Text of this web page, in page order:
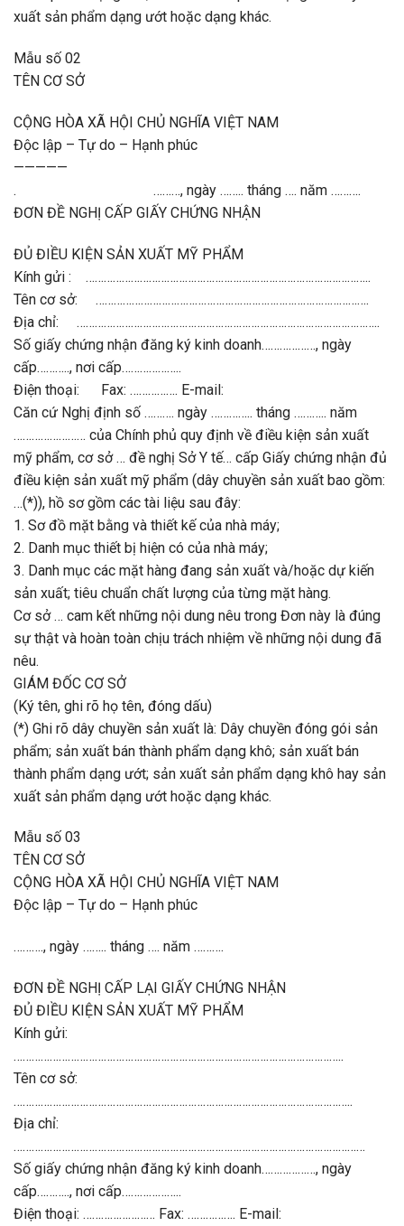
xuất sản phẩm dạng ướt hoặc dạng khác.
Mẫu số 02
TÊN CƠ SỞ
CỘNG HÒA XÃ HỘI CHỦ NGHĨA VIỆT NAM
Độc lập – Tự do – Hạnh phúc
—————
. ………, ngày …….. tháng …. năm ……….
ĐƠN ĐỀ NGHỊ CẤP GIẤY CHỨNG NHẬN
ĐỦ ĐIỀU KIỆN SẢN XUẤT MỸ PHẨM
Kính gửi : …………………………………………………………………………………..
Tên cơ sở: ……………………………………………………………………………….
Địa chỉ: ………………………………………………………………………………………..
Số giấy chứng nhận đăng ký kinh doanh………………, ngày
cấp……….., nơi cấp………………..
Điện thoại: Fax: ……………. E-mail:
Căn cứ Nghị định số ………. ngày ………….. tháng ……….. năm
…………………… của Chính phủ quy định về điều kiện sản xuất
mỹ phẩm, cơ sở … đề nghị Sở Y tế… cấp Giấy chứng nhận đủ
điều kiện sản xuất mỹ phẩm (dây chuyền sản xuất bao gồm:
…(*)), hồ sơ gồm các tài liệu sau đây:
1. Sơ đồ mặt bằng và thiết kế của nhà máy;
2. Danh mục thiết bị hiện có của nhà máy;
3. Danh mục các mặt hàng đang sản xuất và/hoặc dự kiến
sản xuất; tiêu chuẩn chất lượng của từng mặt hàng.
Cơ sở … cam kết những nội dung nêu trong Đơn này là đúng
sự thật và hoàn toàn chịu trách nhiệm về những nội dung đã
nêu.
GIÁM ĐỐC CƠ SỞ
(Ký tên, ghi rõ họ tên, đóng dấu)
(*) Ghi rõ dây chuyền sản xuất là: Dây chuyền đóng gói sản
phẩm; sản xuất bán thành phẩm dạng khô; sản xuất bán
thành phẩm dạng ướt; sản xuất sản phẩm dạng khô hay sản
xuất sản phẩm dạng ướt hoặc dạng khác.
Mẫu số 03
TÊN CƠ SỞ
CỘNG HÒA XÃ HỘI CHỦ NGHĨA VIỆT NAM
Độc lập – Tự do – Hạnh phúc
………., ngày …….. tháng …. năm ……….
ĐƠN ĐỀ NGHỊ CẤP LẠI GIẤY CHỨNG NHẬN
ĐỦ ĐIỀU KIỆN SẢN XUẤT MỸ PHẨM
Kính gửi:
………………………………………………………………………………………………..
Tên cơ sở:
…………………………………………………………………………………………………..
Địa chỉ:
………………………………………………………………………………………………………
Số giấy chứng nhận đăng ký kinh doanh………………, ngày
cấp……….., nơi cấp………………..
Điện thoại: …………………… Fax: ……………. E-mail: